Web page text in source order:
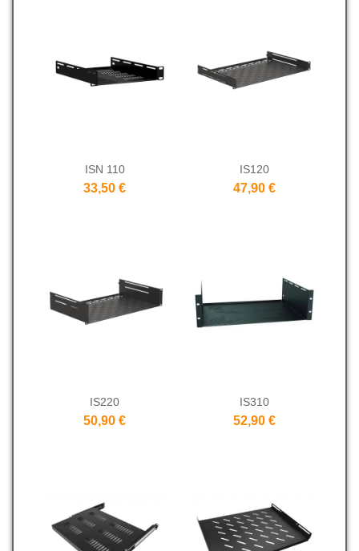
ISN 110
33,50 €
IS120
47,90 €
IS220
50,90 €
IS310
52,90 €